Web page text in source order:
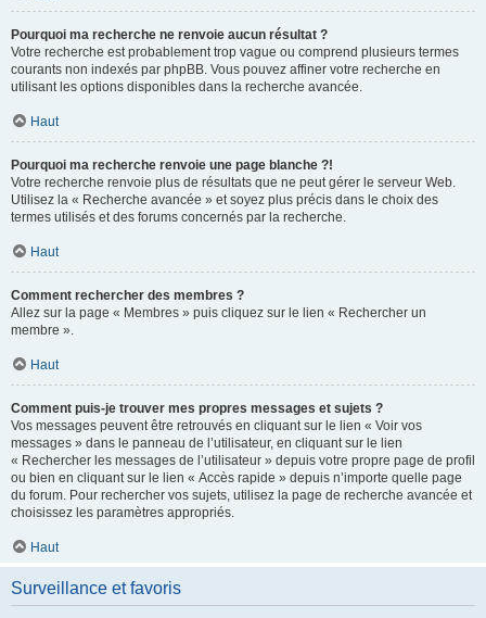
Pourquoi ma recherche ne renvoie aucun résultat ?
Votre recherche est probablement trop vague ou comprend plusieurs termes
courants non indexés par phpBB. Vous pouvez affiner votre recherche en
utilisant les options disponibles dans la recherche avancée.
Haut
Pourquoi ma recherche renvoie une page blanche ?!
Votre recherche renvoie plus de résultats que ne peut gérer le serveur Web.
Utilisez la « Recherche avancée » et soyez plus précis dans le choix des
termes utilisés et des forums concernés par la recherche.
Haut
Comment rechercher des membres ?
Allez sur la page « Membres » puis cliquez sur le lien « Rechercher un
membre ».
Haut
Comment puis-je trouver mes propres messages et sujets ?
Vos messages peuvent être retrouvés en cliquant sur le lien « Voir vos
messages » dans le panneau de l’utilisateur, en cliquant sur le lien
« Rechercher les messages de l’utilisateur » depuis votre propre page de profil
ou bien en cliquant sur le lien « Accès rapide » depuis n’importe quelle page
du forum. Pour rechercher vos sujets, utilisez la page de recherche avancée et
choisissez les paramètres appropriés.
Haut
Surveillance et favoris